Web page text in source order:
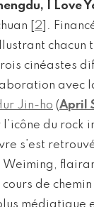
I Love
2 .
chacun
cinéastes
avec
Jin-ho (April
du rock
s’est
de
médiatique